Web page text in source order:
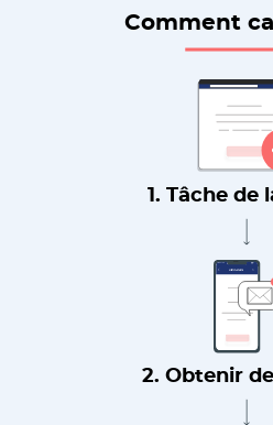
Comment
1. Tâche de
2. Obtenir